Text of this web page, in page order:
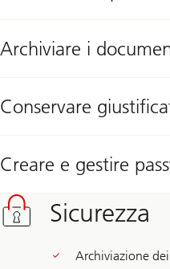
Archiviare i
Conservare
Creare e gestire
Sicurezza
Archiviazione dei